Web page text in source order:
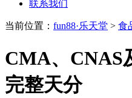
联系我们
当前位置： fun88·乐天堂 > 食
CMA、CNAS
完整天分